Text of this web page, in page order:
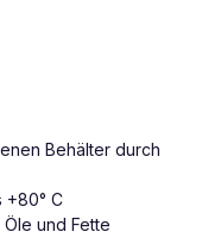
Behälter durch
+80° C
und Fette